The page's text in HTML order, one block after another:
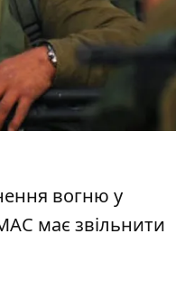
вогню у
має звільнити